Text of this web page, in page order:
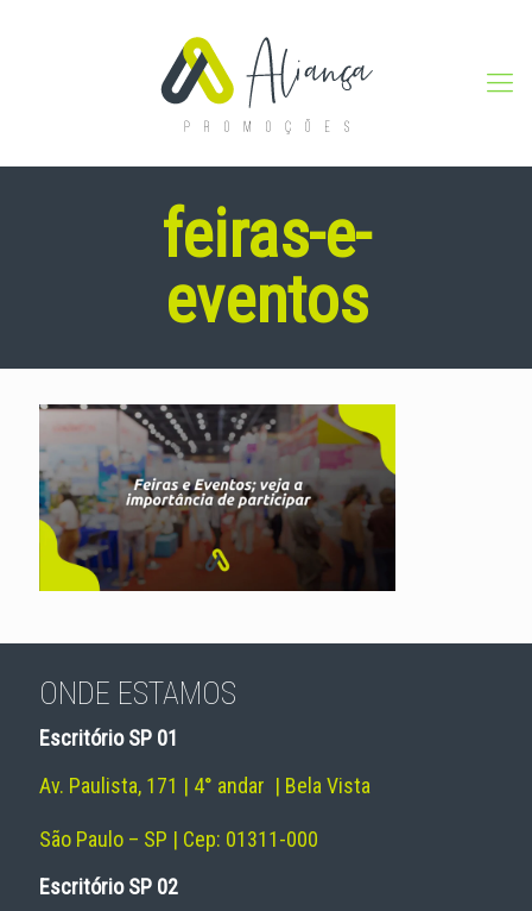
feiras-e-
eventos
ONDE ESTAMOS
Escritório SP 01
Av. Paulista, 171 | 4° andar | Bela Vista
São Paulo – SP | Cep: 01311-000
Escritório SP 02